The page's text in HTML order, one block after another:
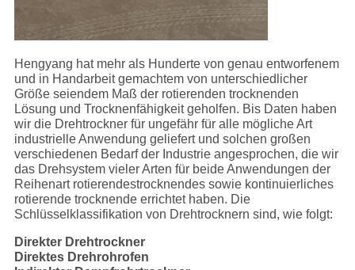
Hengyang hat mehr als Hunderte von genau entworfenem
und in Handarbeit gemachtem von unterschiedlicher
Größe seiendem Maß der rotierenden trocknenden
Lösung und Trocknenfähigkeit geholfen. Bis Daten haben
wir die Drehtrockner für ungefähr für alle mögliche Art
industrielle Anwendung geliefert und solchen großen
verschiedenen Bedarf der Industrie angesprochen, die wir
das Drehsystem vieler Arten für beide Anwendungen der
Reihenart rotierendestrocknendes sowie kontinuierliches
rotierende trocknende errichtet haben. Die
Schlüsselklassifikation von Drehtrocknern sind, wie folgt:
Direkter Drehtrockner
Direktes Drehrohrofen